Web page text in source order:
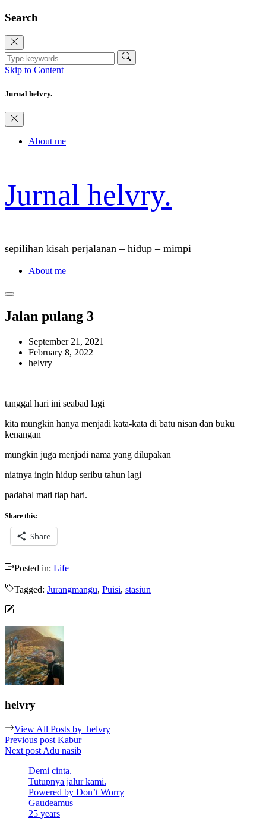
Search
Skip to Content
Jurnal helvry.
About me
Jurnal helvry.
sepilihan kisah perjalanan – hidup – mimpi
About me
Jalan pulang 3
September 21, 2021
February 8, 2022
helvry
tanggal hari ini seabad lagi
kita mungkin hanya menjadi kata-kata di batu nisan dan buku
kenangan
mungkin juga menjadi nama yang dilupakan
niatnya ingin hidup seribu tahun lagi
padahal mati tiap hari.
Share this:
Share
Posted in: Life
Tagged: Jurangmangu, Puisi, stasiun
helvry
View All Posts by helvry
Post
navigation
Previous post Kabur
Next post Adu nasib
Demi cinta.
Tutupnya jalur kami.
Powered by Don’t Worry
Gaudeamus
25 years